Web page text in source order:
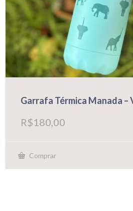
Garrafa Térmica Manada –
R$180,00
Comprar